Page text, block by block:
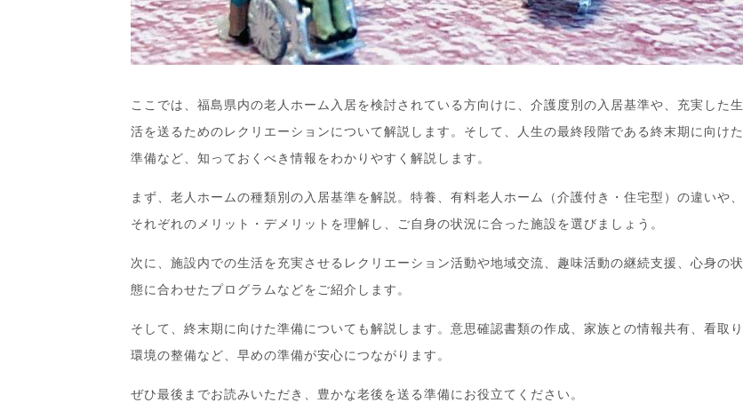
ここでは、福島県内の老人ホーム入居を検討されている方向けに、介護度別の入居基準や、充実した生
活を送るためのレクリエーションについて解説します。そして、人生の最終段階である終末期に向けた
準備など、知っておくべき情報をわかりやすく解説します。
まず、老人ホームの種類別の入居基準を解説。特養、有料老人ホーム（介護付き・住宅型）の違いや、
それぞれのメリット・デメリットを理解し、ご自身の状況に合った施設を選びましょう。
次に、施設内での生活を充実させるレクリエーション活動や地域交流、趣味活動の継続支援、心身の状
態に合わせたプログラムなどをご紹介します。
そして、終末期に向けた準備についても解説します。意思確認書類の作成、家族との情報共有、看取り
環境の整備など、早めの準備が安心につながります。
ぜひ最後までお読みいただき、豊かな老後を送る準備にお役立てください。